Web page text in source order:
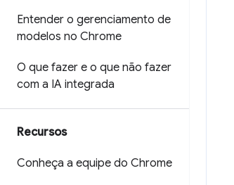
Entender o gerenciamento de
modelos no Chrome
O que fazer e o que não fazer
com a IA integrada
Recursos
Conheça a equipe do Chrome